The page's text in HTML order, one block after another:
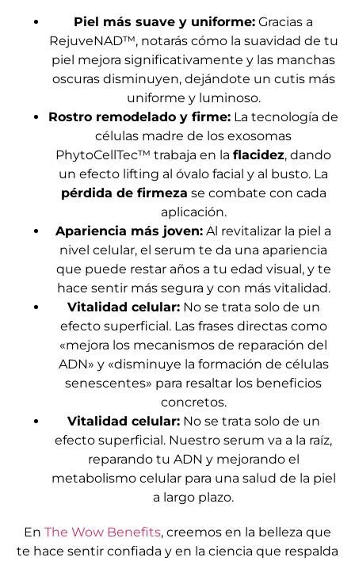
Piel más suave y uniforme: Gracias a
RejuveNAD™, notarás cómo la suavidad de tu
piel mejora significativamente y las manchas
oscuras disminuyen, dejándote un cutis más
uniforme y luminoso.
Rostro remodelado y firme: La tecnología de
células madre de los exosomas
PhytoCellTec™ trabaja en la flacidez, dando
un efecto lifting al óvalo facial y al busto. La
pérdida de firmeza se combate con cada
aplicación.
Apariencia más joven: Al revitalizar la piel a
nivel celular, el serum te da una apariencia
que puede restar años a tu edad visual, y te
hace sentir más segura y con más vitalidad.
Vitalidad celular:No se trata solo de un
efecto superficial. Las frases directas como
«mejora los mecanismos de reparación del
ADN» y «disminuye la formación de células
senescentes» para resaltar los beneficios
concretos.
Vitalidad celular:No se trata solo de un
efecto superficial. Nuestro serum va a la raíz,
reparando tu ADN y mejorando el
metabolismo celular para una salud de la piel
a largo plazo.
En The Wow Benefits, creemos en la belleza que
te hace sentir confiada y en la ciencia que respalda